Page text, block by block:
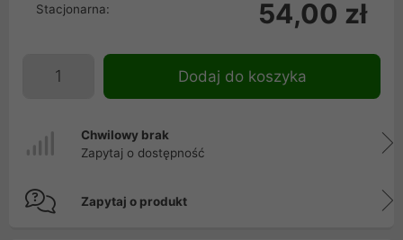
Stacjonarna: 54,00 zł
Dodaj do koszyka
Chwilowy brak
Zapytaj o dostępność
Zapytaj o produkt